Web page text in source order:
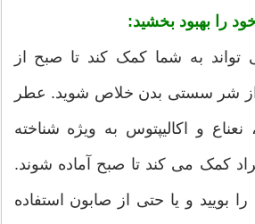
به شما کمک کند تا صبح از
از شر سستی بدن خلاص شوید. عطر
و اکالیپتوس به ویژه شناخته
کمک می کند تا صبح آماده شوند.
را بویید و یا حتی از صابون استفاده